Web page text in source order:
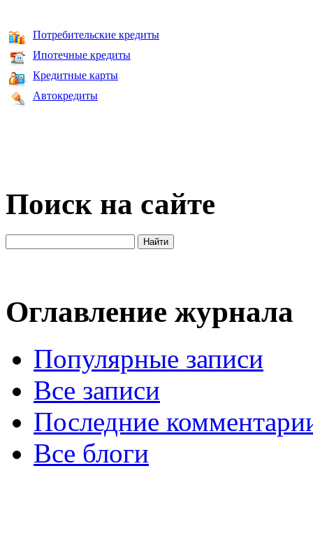
Потребительские кредиты
Ипотечные кредиты
Кредитные карты
Автокредиты
Поиск на сайте
Оглавление журнала
Популярные записи
Все записи
Последние
Все блоги